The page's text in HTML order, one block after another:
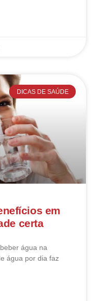
DICAS DE SAÚDE
em
certa
água na
água por dia faz